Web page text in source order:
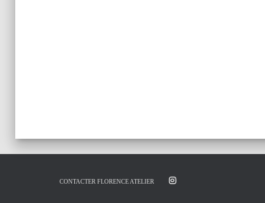
CONTACTER FLORENCE ATELIER